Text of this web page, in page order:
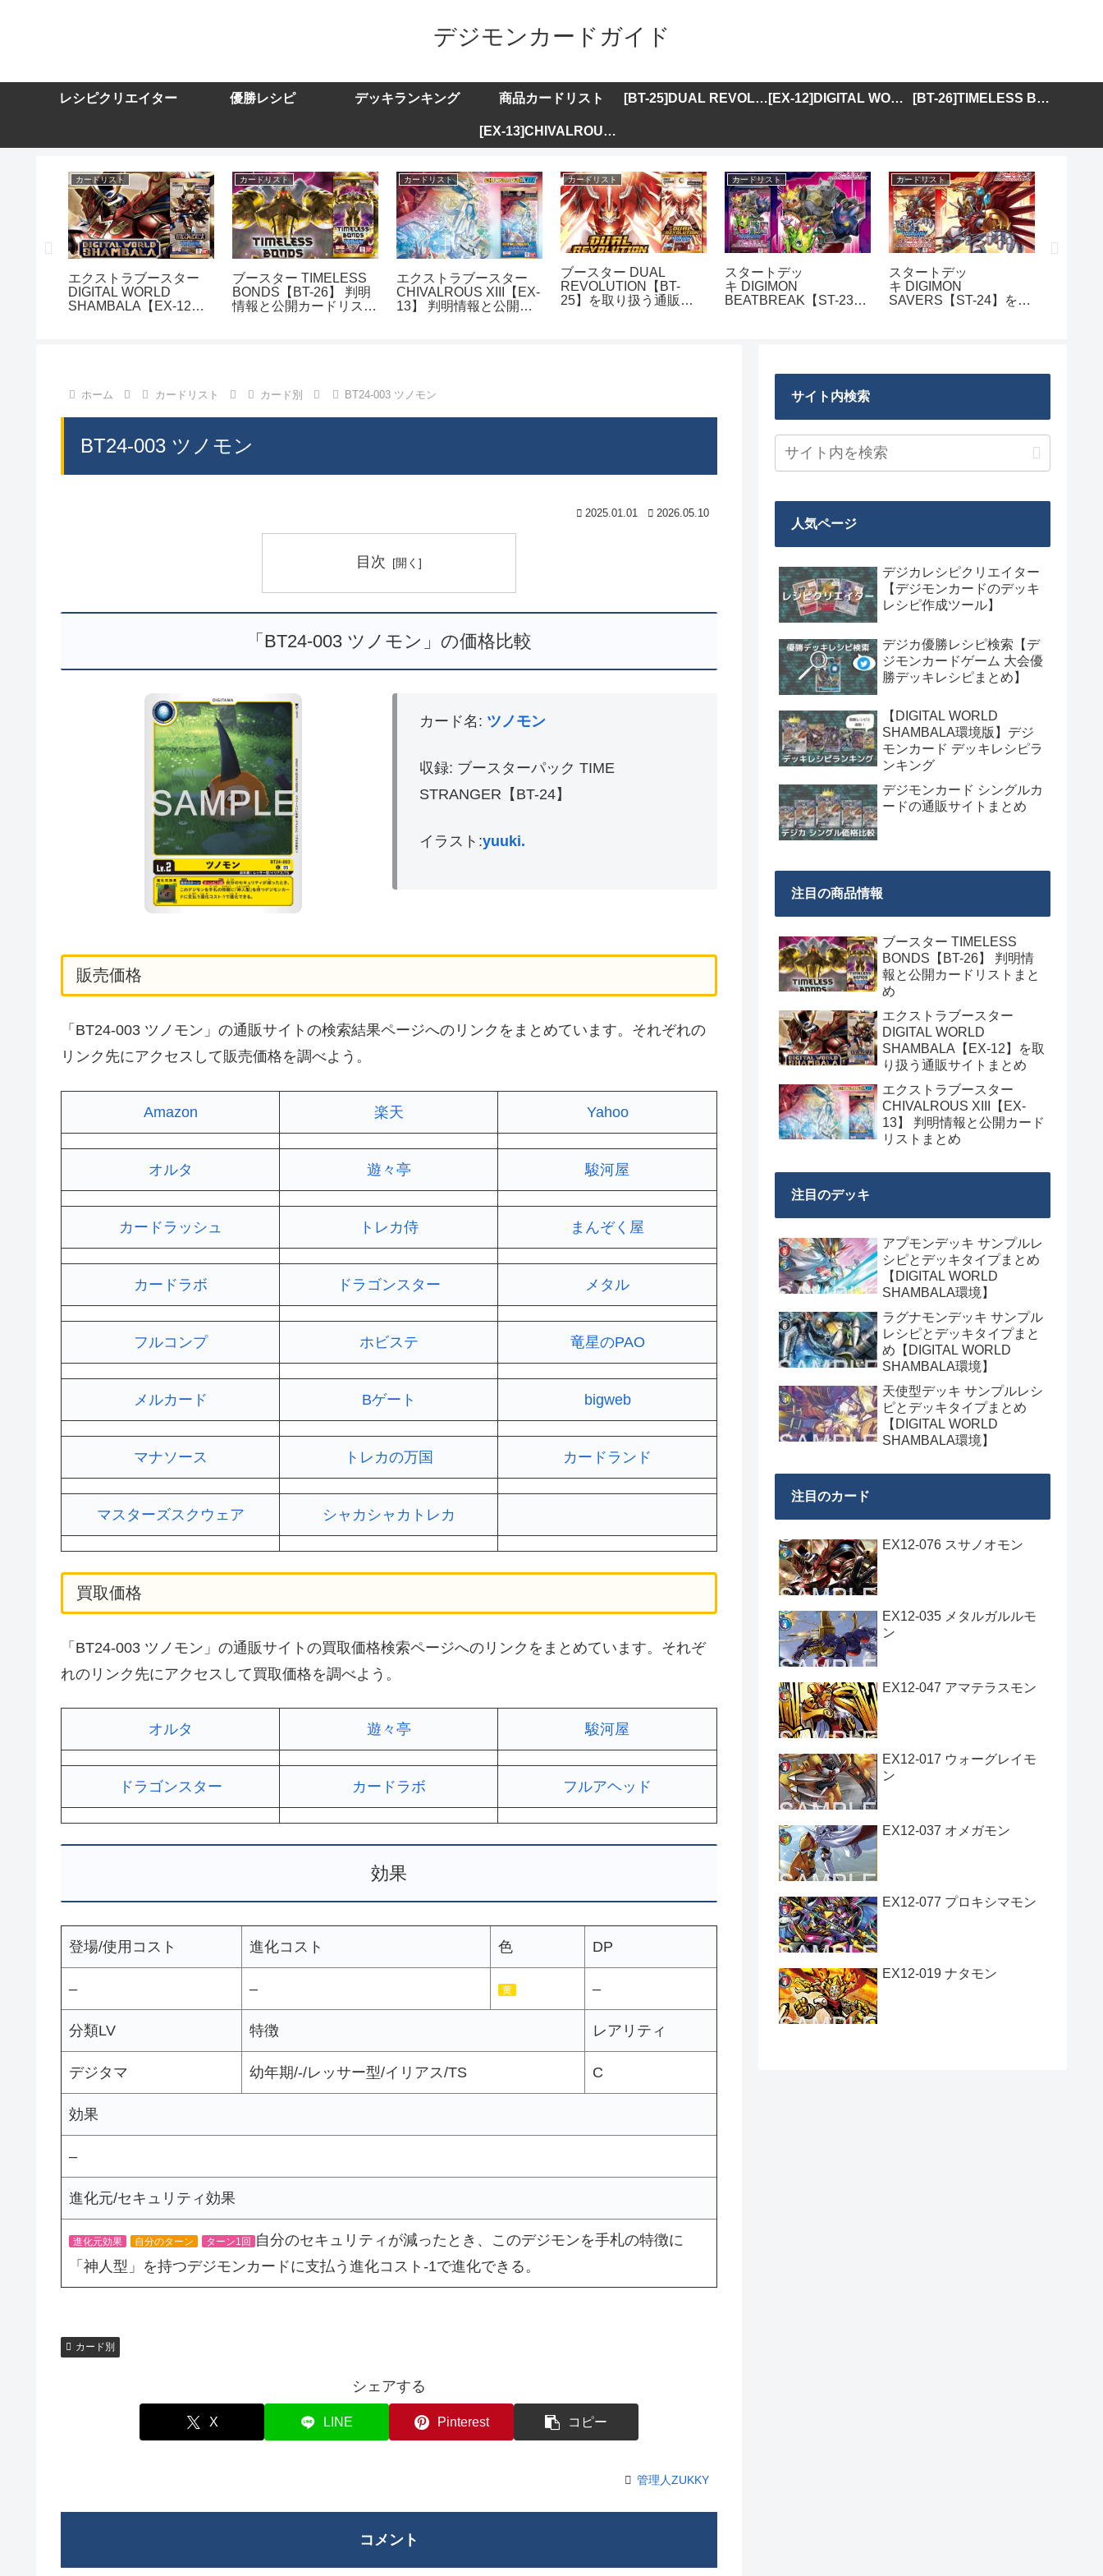
デジモンカードガイド
レシピクリエイター 優勝レシピ デッキランキング 商品カードリスト [BT-25]DUAL REVOLUTION [EX-12]DIGITAL WORLD SHAMBALA [BT-26]TIMELESS BONDS
[EX-13]CHIVALROUS XIII
カードリスト
エクストラブースター
DIGITAL WORLD
SHAMBALA【EX-12】
カードリスト
ブースター TIMELESS
BONDS【BT-26】 判明
情報と公開カードリスト
カードリスト
エクストラブースター
CHIVALROUS XIII【EX-
13】 判明情報と公開カ
カードリスト
ブースター DUAL
REVOLUTION【BT-
25】を取り扱う通販サ
カードリスト
スタートデッ
キ DIGIMON
BEATBREAK【ST-23】
カードリスト
スタートデッ
キ DIGIMON
SAVERS【ST-24】を取
ホーム カードリスト カード別 BT24-003 ツノモン
BT24-003 ツノモン
2025.01.01 2026.05.10
目次
「BT24-003 ツノモン」の価格比較
カード名: ツノモン
収録: ブースターパック TIME
STRANGER【BT-24】
イラスト:yuuki.
販売価格
「BT24-003 ツノモン」の通販サイトの検索結果ページへのリンクをまとめています。それぞれの
リンク先にアクセスして販売価格を調べよう。
Amazon 楽天 Yahoo
オルタ 遊々亭 駿河屋
カードラッシュ トレカ侍 まんぞく屋
カードラボ ドラゴンスター メタル
フルコンプ ホビステ 竜星のPAO
メルカード Bゲート bigweb
マナソース トレカの万国 カードランド
マスターズスクウェア シャカシャカトレカ
買取価格
「BT24-003 ツノモン」の通販サイトの買取価格検索ページへのリンクをまとめています。それぞ
れのリンク先にアクセスして買取価格を調べよう。
オルタ 遊々亭 駿河屋
ドラゴンスター カードラボ フルアヘッド
効果
登場/使用コスト 進化コスト 色 DP
– – 黄 –
分類LV 特徴 レアリティ
デジタマ 幼年期/-/レッサー型/イリアス/TS C
効果
–
進化元/セキュリティ効果
進化元効果 自分のターン ターン1回
自分のセキュリティが減ったとき、このデジモンを手札の特徴に
「神人型」を持つデジモンカードに支払う進化コスト-1で進化できる。
カード別
シェアする
X LINE Pinterest コピー
管理人ZUKKY
コメント
サイト内検索
人気ページ
デジカレシピクリエイター
【デジモンカードのデッキ
レシピ作成ツール】
デジカ優勝レシピ検索【デ
ジモンカードゲーム 大会優
勝デッキレシピまとめ】
【DIGITAL WORLD
SHAMBALA環境版】デジ
モンカード デッキレシピラ
ンキング
デジモンカード シングルカ
ードの通販サイトまとめ
注目の商品情報
ブースター TIMELESS
BONDS【BT-26】 判明情
報と公開カードリストまと
め
エクストラブースター
DIGITAL WORLD
SHAMBALA【EX-12】を取
り扱う通販サイトまとめ
エクストラブースター
CHIVALROUS XIII【EX-
13】 判明情報と公開カード
リストまとめ
注目のデッキ
アプモンデッキ サンプルレ
シピとデッキタイプまとめ
【DIGITAL WORLD
SHAMBALA環境】
ラグナモンデッキ サンプル
レシピとデッキタイプまと
め【DIGITAL WORLD
SHAMBALA環境】
天使型デッキ サンプルレシ
ピとデッキタイプまとめ
【DIGITAL WORLD
SHAMBALA環境】
注目のカード
EX12-076 スサノオモン
EX12-035 メタルガルルモ
ン
EX12-047 アマテラスモン
EX12-017 ウォーグレイモ
ン
EX12-037 オメガモン
EX12-077 プロキシマモン
EX12-019 ナタモン